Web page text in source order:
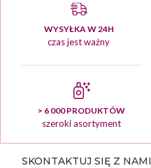
WYSYŁKA W 24H
czas jest ważny
> 6 000 PRODUKTÓW
szeroki asortyment
SKONTAKTUJ SIĘ Z NAMI